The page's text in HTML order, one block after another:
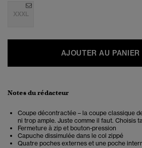
XXXL
AJOUTER AU PANIER
Notes du rédacteur
Coupe décontractée – la coupe classique
ni trop ample. Juste comme il faut. Choisis
Fermeture à zip et bouton-pression
Capuche dissimulée dans le col zippé
Quatre poches externes et une poche